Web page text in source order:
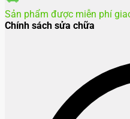
Plus
số
Sản phẩm được miễn phí
Chính sách sửa chữa